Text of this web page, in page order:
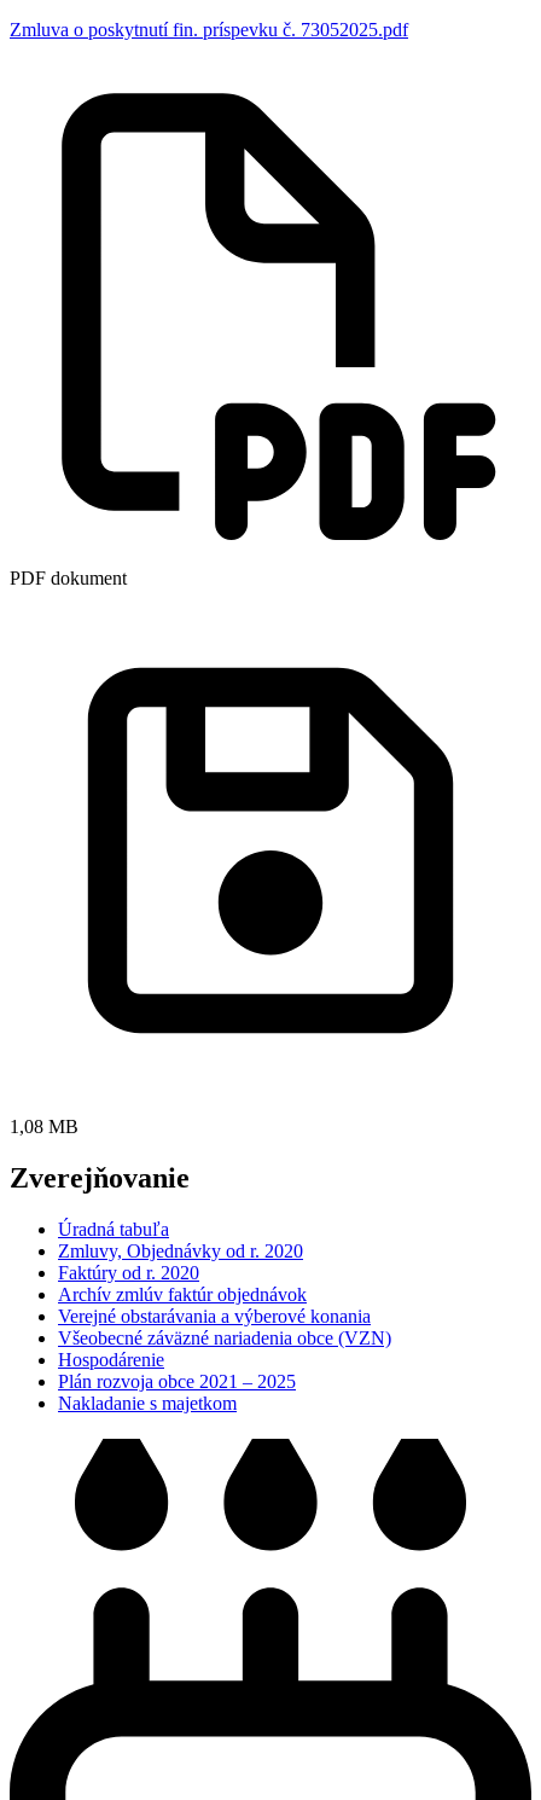
Zmluva o poskytnutí fin. príspevku č. 73052025.pdf
PDF dokument
1,08 MB
Zverejňovanie
Úradná tabuľa
Zmluvy, Objednávky od r. 2020
Faktúry od r. 2020
Archív zmlúv faktúr objednávok
Verejné obstarávania a výberové konania
Všeobecné záväzné nariadenia obce (VZN)
Hospodárenie
Plán rozvoja obce 2021 – 2025
Nakladanie s majetkom